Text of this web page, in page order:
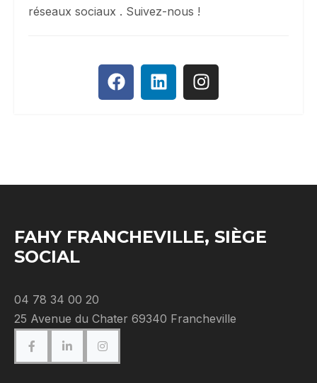
réseaux sociaux . Suivez-nous !
FAHY FRANCHEVILLE, SIÈGE
SOCIAL
04 78 34 00 20
25 Avenue du Chater 69340 Francheville